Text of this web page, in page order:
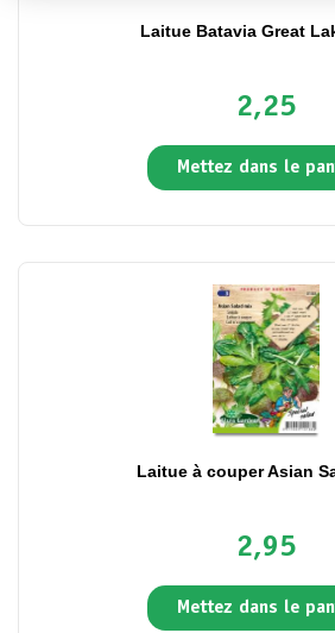
Laitue Batavia Great
2,25
Mettez dans le
Laitue à couper Asian
2,95
Mettez dans le